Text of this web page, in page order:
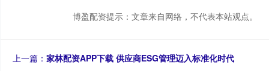
博盈配资提示：文章来自网络，不代表本站观点。
上一篇： 家林配资APP下载 供应商ESG管理迈入标准化时代